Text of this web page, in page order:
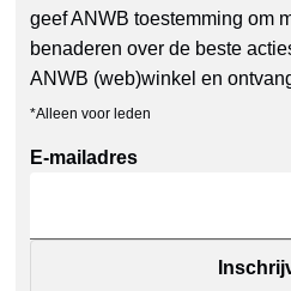
geef ANWB toestemming om
benaderen over de beste
ANWB (web)winkel en
*Alleen voor leden
E-mailadres